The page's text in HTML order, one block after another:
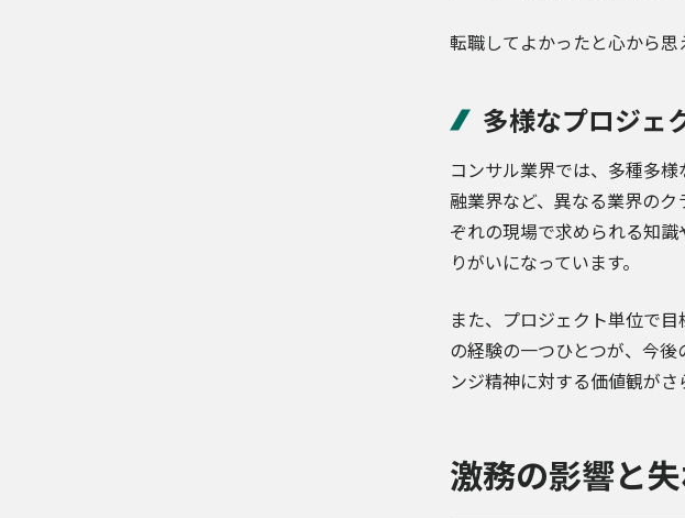
転職してよかったと心から
多様なプロジェ
コンサル業界では、多種多
融業界など、異なる業界の
ぞれの現場で求められる知
りがいになっています。
また、プロジェクト単位で
の経験の一つひとつが、今
ンジ精神に対する価値観が
激務の影響と